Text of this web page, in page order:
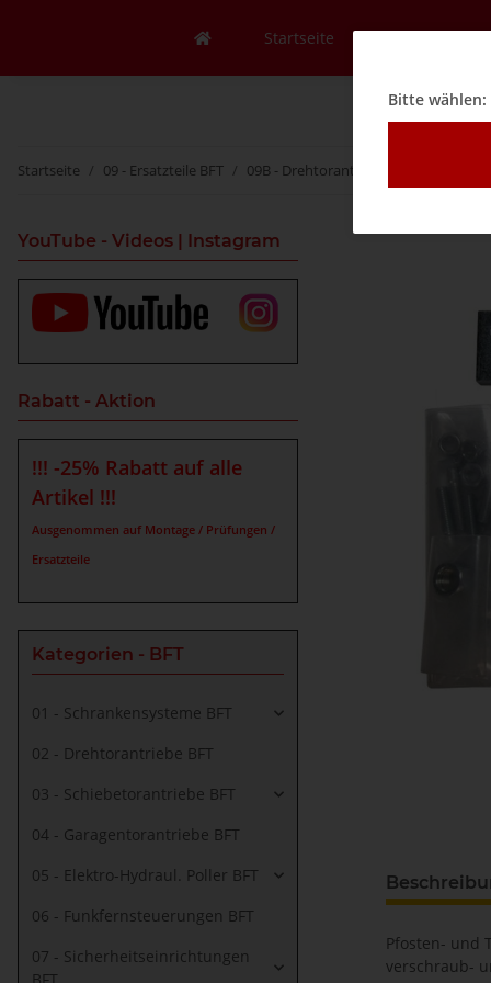
Startseite Mein Konto
Startseite 09 - Ersatzteile BFT 09B - Drehtorantriebe
Pfosten- und
verschraub-
YouTube - Videos | Instagram
Rabatt - Aktion
!!! -25% Rabatt auf alle
Artikel !!!
Ausgenommen auf Montage / Prüfungen /
Ersatzteile
Kategorien - BFT
01 - Schrankensysteme BFT
02 - Drehtorantriebe BFT
03 - Schiebetorantriebe BFT
04 - Garagentorantriebe BFT
05 - Elektro-Hydraul. Poller BFT
06 - Funkfernsteuerungen BFT
07 - Sicherheitseinrichtungen
Bitte wählen: